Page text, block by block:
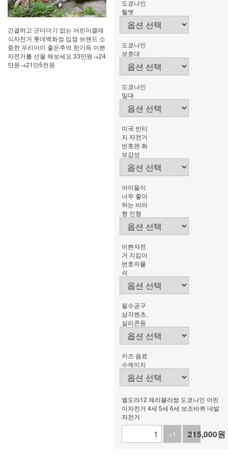
간결하고 군더더기 없는 어린이클래
식자전거 롯데백화점 입점 브랜드 소
중한 우리아이 좋은추억 한가득 이쁜
자전거를 선물 해보세요 33만원→24
만원→21만5천원
도쿄나인
헬멧
도쿄나인
보호대
도쿄나인
밀대
미국 빈티
지 자전거
번호판 화
보감성
아이들이
너무 좋아
하는 바라
짱 인형
이쁜자전
거 지킴이
번호자물
쇠
필수공구
삼각렌츠,
실리콘등
키즈 음료
수케이지
엘도라12 체리블라썸 도쿄나인 어린
이자전거 4세 5세 6세 보조바퀴 네발
자전거
+1
-1
215,000원